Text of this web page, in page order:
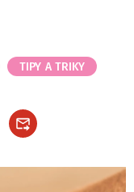
TIPY A TRIKY